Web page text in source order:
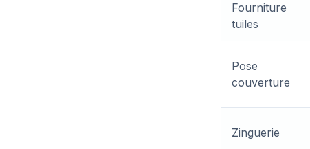
Fourniture
tuiles
Pose
couverture
Zinguerie